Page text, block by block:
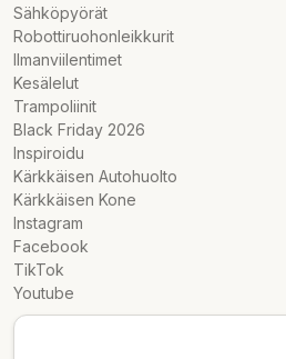
Sähköpyörät
Robottiruohonleikkurit
Ilmanviilentimet
Kesälelut
Trampoliinit
Black Friday 2026
Inspiroidu
Kärkkäisen Autohuolto
Kärkkäisen Kone
Instagram
Facebook
TikTok
Youtube